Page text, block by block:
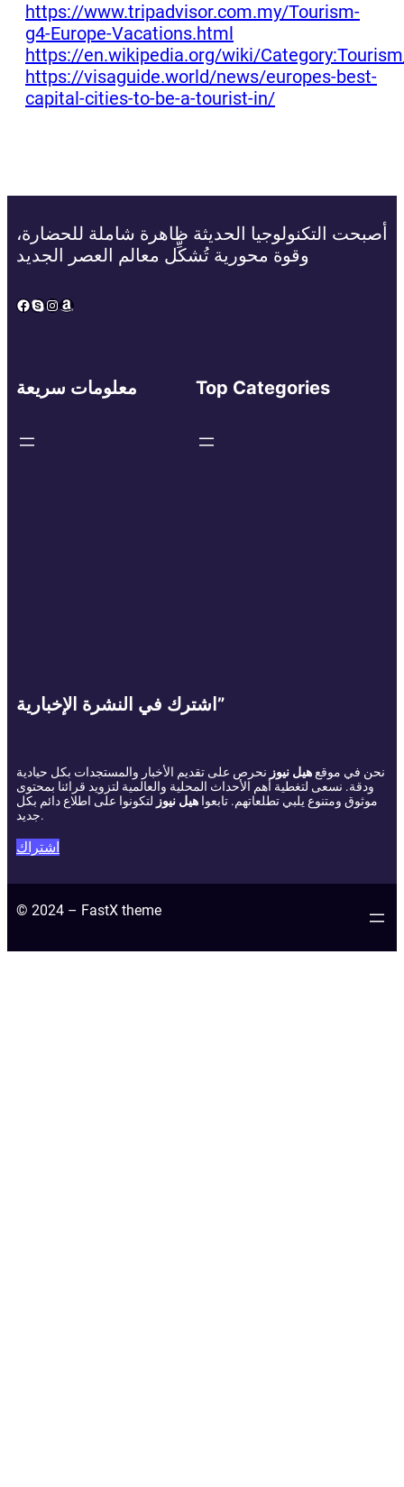
https://www.tripadvisor.com.my/Tourism-
g4-Europe-Vacations.html
https://en.wikipedia.org/wiki/
https://visaguide.world/news/europes-best-
capital-cities-to-be-a-tourist-in/
أصبحت التكنولوجيا الحديثة ظاهرة شاملة للحضارة،
وقوة محورية تُشكِّل معالم العصر الجديد
Facebook
Skype
Instagram
Amazon
معلومات سريعة Top Categories
اشترك في النشرة الإخبارية”
نحن في موقعهيل نيوز نحرص على تقديم الأخبار والمستجدات بكل حيادية
ودقة. نسعى لتغطية أهم الأحداث المحلية والعالمية لتزويد قرائنا بمحتوى
موثوق ومتنوع يلبي تطلعاتهم. تابعوا هيل نيوز لتكونوا على اطلاع دائم بكل
جديد.
اشتراك
© 2024 – FastX theme